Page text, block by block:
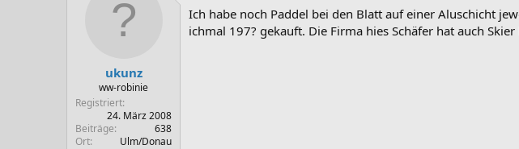
ukunz
ww-robinie
Registriert
24. März 2008
Beiträge
638
Ort
Ulm/Donau
Ich habe noch Paddel bei den Blatt auf einer Aluschicht
ichmal 197? gekauft. Die Firma hies Schäfer hat auch